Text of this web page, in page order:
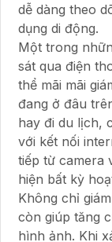
dễ dàng theo
dụng di động.
Một trong
sát qua điện
thể mãi mãi
đang ở đâu
hay đi du lịch,
với kết nối
tiếp từ camera
hiện bất kỳ
Không chỉ
còn giúp tăng
hình ảnh. Khi